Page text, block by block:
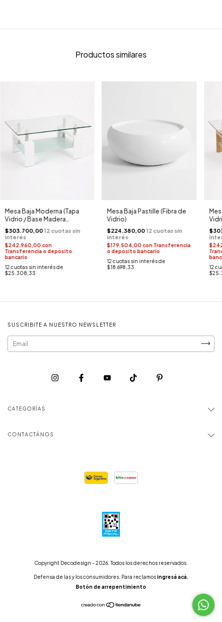
Productos similares
Mesa Baja Moderna (Tapa
Vidrio / Base Madera
Laqueada Blanca)
$303.700,00
$242.960,00 con
Transferencia o depósito
bancario
12 cuotas sin interés de
$25.308,33
Mesa Baja Pastille (Fibra de
Vidrio)
$224.380,00
$179.504,00 con Transferencia
o depósito bancario
12 cuotas sin interés de
$18.698,33
12
SUSCRIBITE A NUESTRO NEWSLETTER
CATEGORÍAS
CONTACTÁNOS
Copyright Decodesign - 2026. Todos los derechos reservados.
Defensa de las y los consumidores. Para reclamosingresá acá.
Botón de arrepentimiento